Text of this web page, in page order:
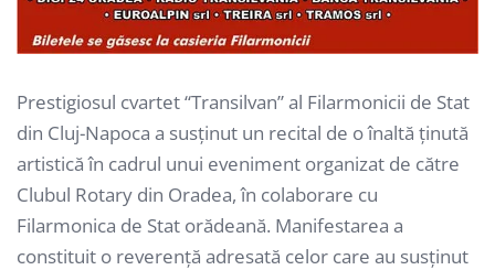
Prestigiosul cvartet “Transilvan” al Filarmonicii de Stat
din Cluj-Napoca a susţinut un recital de o înaltă ţinută
artistică în cadrul unui eveniment organizat de către
Clubul Rotary din Oradea, în colaborare cu
Filarmonica de Stat orădeană. Manifestarea a
constituit o reverenţă adresată celor care au susţinut